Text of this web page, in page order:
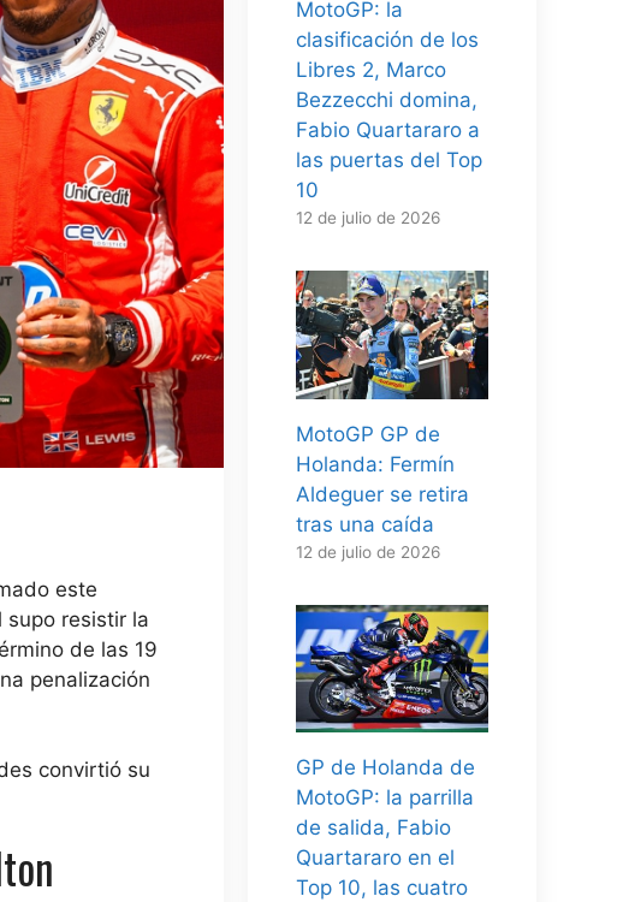
este
supo resistir la
de las 19
penalización
convirtió su
MotoGP: la
clasificación de los
Libres 2, Marco
Bezzecchi domina,
Fabio Quartararo a
las puertas del Top
10
12 de julio de 2026
MotoGP GP de
Holanda: Fermín
Aldeguer se retira
tras una caída
12 de julio de 2026
GP de Holanda de
MotoGP: la parrilla
de salida, Fabio
Quartararo en el
Top 10, las cuatro